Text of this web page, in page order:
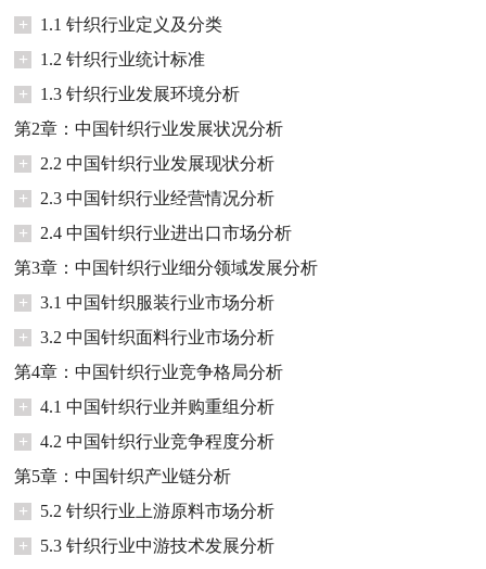
+
1.1 针织行业定义及分类
+
1.2 针织行业统计标准
+
1.3 针织行业发展环境分析
第2章：中国针织行业发展状况分析
+
2.2 中国针织行业发展现状分析
+
2.3 中国针织行业经营情况分析
+
2.4 中国针织行业进出口市场分析
第3章：中国针织行业细分领域发展分析
+
3.1 中国针织服装行业市场分析
+
3.2 中国针织面料行业市场分析
第4章：中国针织行业竞争格局分析
+
4.1 中国针织行业并购重组分析
+
4.2 中国针织行业竞争程度分析
第5章：中国针织产业链分析
+
5.2 针织行业上游原料市场分析
+
5.3 针织行业中游技术发展分析